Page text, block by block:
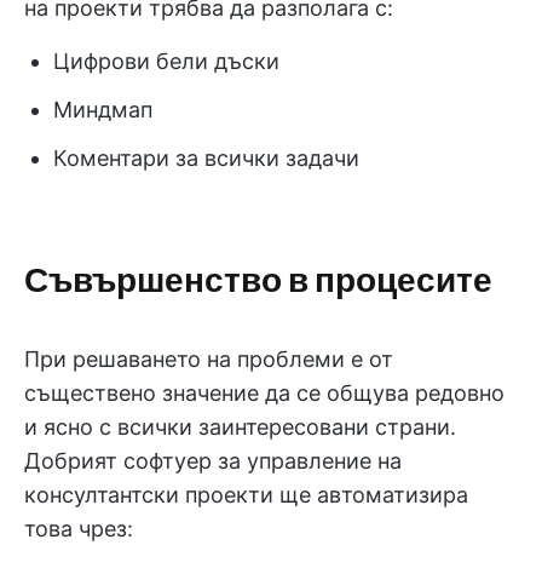
на проекти трябва да разполага с:
Цифрови бели дъски
Миндмап
Коментари за всички задачи
Съвършенство в процесите
При решаването на проблеми е от
съществено значение да се общува редовно
и ясно с всички заинтересовани страни.
Добрият софтуер за управление на
консултантски проекти ще автоматизира
това чрез: